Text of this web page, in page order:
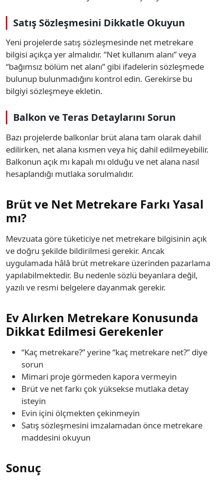
Satış Sözleşmesini Dikkatle Okuyun
Yeni projelerde satış sözleşmesinde net metrekare
bilgisi açıkça yer almalıdır. “Net kullanım alanı” veya
“bağımsız bölüm net alanı” gibi ifadelerin sözleşmede
bulunup bulunmadığını kontrol edin. Gerekirse bu
bilgiyi sözleşmeye ekletin.
Balkon ve Teras Detaylarını Sorun
Bazı projelerde balkonlar brüt alana tam olarak dahil
edilirken, net alana kısmen veya hiç dahil edilmeyebilir.
Balkonun açık mı kapalı mı olduğu ve net alana nasıl
hesaplandığı mutlaka sorulmalıdır.
Brüt ve Net Metrekare Farkı Yasal
mı?
Mevzuata göre tüketiciye net metrekare bilgisinin açık
ve doğru şekilde bildirilmesi gerekir. Ancak
uygulamada hâlâ brüt metrekare üzerinden pazarlama
yapılabilmektedir. Bu nedenle sözlü beyanlara değil,
yazılı ve resmi belgelere dayanmak gerekir.
Ev Alırken Metrekare Konusunda
Dikkat Edilmesi Gerekenler
“Kaç metrekare?” yerine “kaç metrekare net?” diye
sorun
Mimari proje görmeden kapora vermeyin
Brüt ve net farkı çok yüksekse mutlaka detay
isteyin
Evin içini ölçmekten çekinmeyin
Satış sözleşmesini imzalamadan önce metrekare
maddesini okuyun
Sonuç